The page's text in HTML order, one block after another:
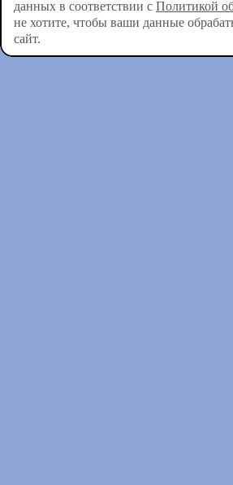
данных в соответствии с Политикой
не хотите, чтобы ваши данные
сайт.